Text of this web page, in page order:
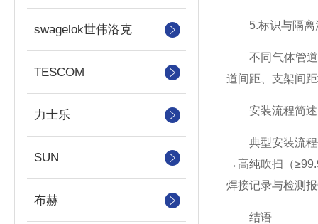
swagelok世伟洛克
TESCOM
力士乐
SUN
布赫
5.标识与隔离
不同气体管道
道间距、支架间
安装流程简述
典型安装流程
→高纯吹扫（
焊接记录与检测
结语